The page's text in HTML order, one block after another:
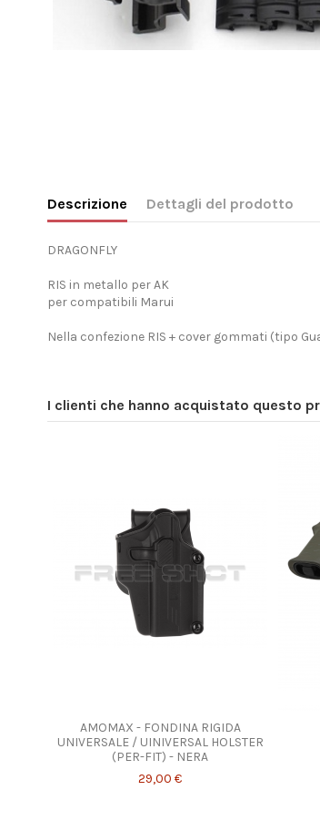
Descrizione Dettagli del prodotto
DRAGONFLY
RIS in metallo per AK
per compatibili Marui
Nella confezione RIS + cover gommati (tipo
I clienti che hanno acquistato questo
AMOMAX - FONDINA RIGIDA
UNIVERSALE / UINIVERSAL HOLSTER
(PER-FIT) - NERA
29,00 €